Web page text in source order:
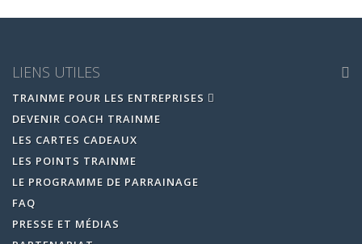
LIENS UTILES
TRAINME POUR LES ENTREPRISES
DEVENIR COACH TRAINME
LES CARTES CADEAUX
LES POINTS TRAINME
LE PROGRAMME DE PARRAINAGE
FAQ
PRESSE ET MÉDIAS